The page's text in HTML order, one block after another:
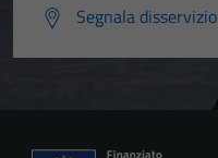
Segnala disservizio